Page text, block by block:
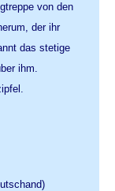
von den
der ihr
das stetige
ihm.